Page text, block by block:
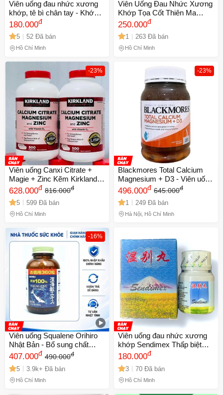
Viên uống đau nhức xương
khớp, tê bì chân tay - Khớp
đỏ Mujarhabat Kapsul - Xuất
xứ Malaysia - Hộp 20 ống -
Mã 2055
180.000đ
5 52 Đã bán
Hồ Chí Minh
Viên Uống Đau Nhức Xương
Khớp Tọa Cốt Thiên Ma
Thống Phong Hoàn - Giải
Pháp Từ Thiên Nhiên Xuất
Xứ Malaysia, Hộp 30 Viên -
Mã 2077
250.000đ
1 263 Đã bán
Hồ Chí Minh
-23%
Viên uống Canxi Citrate +
Magie + Zinc Kẽm Kirkland
500 Viên - Bổ Sung Dinh
Dưỡng Cho Sức Khỏe
Xương Khớp Chắc Khỏe
628.000đ 816.000đ
5 599 Đã bán
Hồ Chí Minh
-23%
Blackmores Total Calcium
Magnesium + D3 - Viên uống
bổ sung Canxi, Magie và
Vitamin D3 cho sức khỏe
xương - 200 viên
496.000đ 645.000đ
1 249 Đã bán
Hà Nội, Hồ Chí Minh
-16%
Viên uống Squalene Orihiro
Nhật Bản - Bổ sung chất
chống oxi hóa và tăng cường
sức khỏe tổng thể
407.000đ 490.000đ
5 3.9k+ Đã bán
Hồ Chí Minh
Viên uống đau nhức xương
khớp Sendimex Thấp biệt
hoàn - Hỗ Trợ Giảm Đau và
Phục Hồi Sức Khỏe Xương
Khớp - Hộp 20 Viên Xuất Xứ
Malaysia - Mã 1290
180.000đ
3 70 Đã bán
Hồ Chí Minh